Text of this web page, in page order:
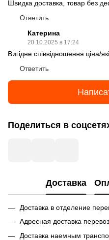
Швидка доставка, товар без
Ответить
Катерина
20.10.2025 в 17:24
Вигідне співвідношення ціна/
Ответить
Поделиться в
Доставка
Доставка в отделение
Адресная доставка
Доставка наемным